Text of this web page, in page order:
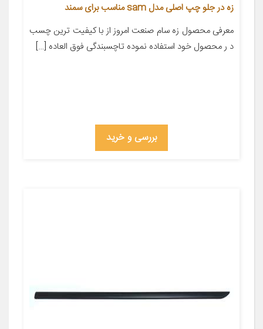
زه در جلو چپ اصلی مدل sam مناسب برای سمند
معرفی محصول زه سام صنعت امروز از با کیفیت ترین چسب
د ر محصول خود استفاده نموده تاچسبندگی فوق العاده […]
بررسی و خرید